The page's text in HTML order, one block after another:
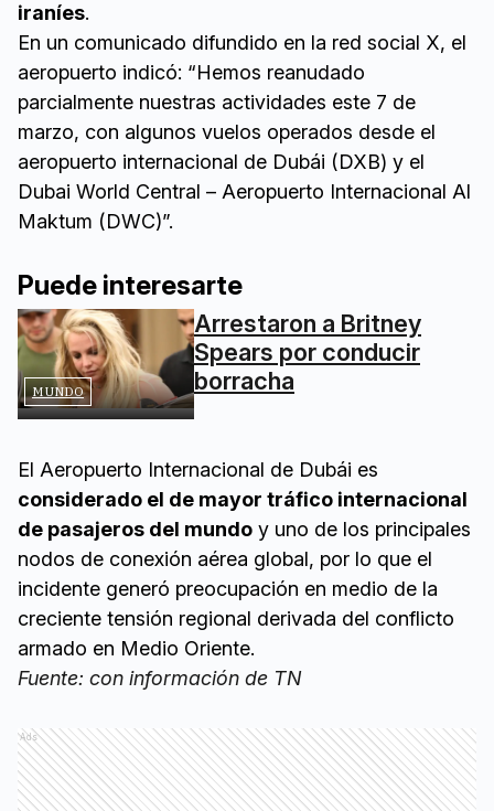
iraníes.
En un comunicado difundido en la red social X, el
aeropuerto indicó: “Hemos reanudado
parcialmente nuestras actividades este 7 de
marzo, con algunos vuelos operados desde el
aeropuerto internacional de Dubái (DXB) y el
Dubai World Central – Aeropuerto Internacional Al
Maktum (DWC)”.
Puede interesarte
MUNDO
Arrestaron a Britney
Spears por conducir
borracha
El Aeropuerto Internacional de Dubái es
considerado el de mayor tráfico internacional
de pasajeros del mundo y uno de los principales
nodos de conexión aérea global, por lo que el
incidente generó preocupación en medio de la
creciente tensión regional derivada del conflicto
armado en Medio Oriente.
Fuente: con información de TN
Ads